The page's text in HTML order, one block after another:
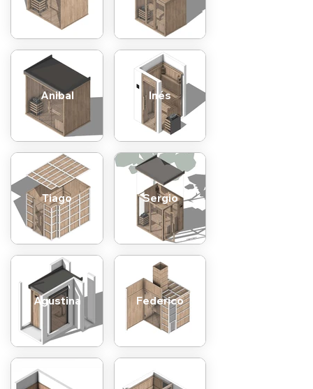
Anibal Inés
Tiago Sergio
Agustina Federico